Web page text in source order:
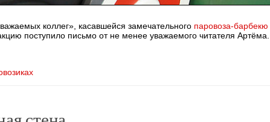
коллег», касавшейся замечательного паровоза-барбекю
поступило письмо от не менее уважаемого читателя Артёма.